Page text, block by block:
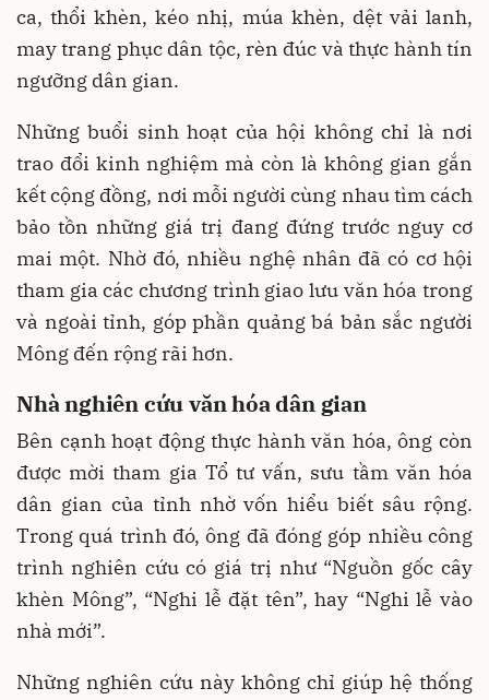
ca, thổi khèn, kéo nhị, múa khèn, dệt vải lanh,
may trang phục dân tộc, rèn đúc và thực hành tín
ngưỡng dân gian.
Những buổi sinh hoạt của hội không chỉ là nơi
trao đổi kinh nghiệm mà còn là không gian gắn
kết cộng đồng, nơi mỗi người cùng nhau tìm cách
bảo tồn những giá trị đang đứng trước nguy cơ
mai một. Nhờ đó, nhiều nghệ nhân đã có cơ hội
tham gia các chương trình giao lưu văn hóa trong
và ngoài tỉnh, góp phần quảng bá bản sắc người
Mông đến rộng rãi hơn.
Nhà nghiên cứu văn hóa dân gian
Bên cạnh hoạt động thực hành văn hóa, ông còn
được mời tham gia Tổ tư vấn, sưu tầm văn hóa
dân gian của tỉnh nhờ vốn hiểu biết sâu rộng.
Trong quá trình đó, ông đã đóng góp nhiều công
trình nghiên cứu có giá trị như “Nguồn gốc cây
khèn Mông”, “Nghi lễ đặt tên”, hay “Nghi lễ vào
nhà mới”.
Những nghiên cứu này không chỉ giúp hệ thống